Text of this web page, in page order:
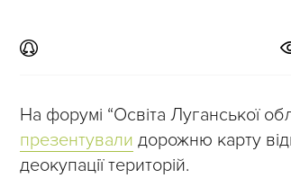
На форумі “Освіта Луганської
презентували дорожню карту
деокупації територій.